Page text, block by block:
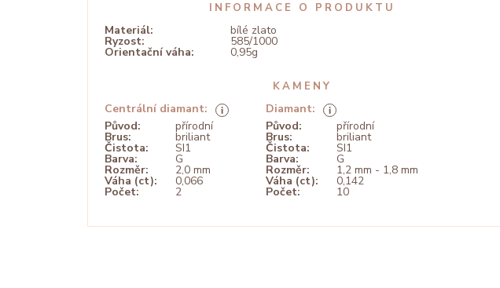
INFORMACE O PRODUKTU
Materiál: bílé zlato
Ryzost: 585/1000
Orientační váha: 0,95g
KAMENY
Centrální diamant:
Původ:
přírodní
Brus: briliant
Čistota: SI1
Barva: G
Rozměr: 2,0 mm
Váha (ct): 0,066
Počet: 2
Diamant:
Původ:
přírodní
Brus: briliant
Čistota: SI1
Barva: G
Rozměr: 1,2 mm - 1,8 mm
Váha (ct): 0,142
Počet: 10